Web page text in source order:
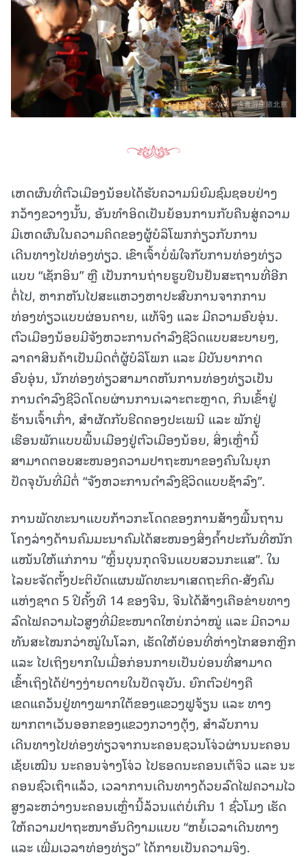
ເຫດຜົນທີ່ຕົວເມືອງນ້ອຍໄດ້ຮັບຄວາມນິຍົມຊົມຊອບຢ່າງ
ກວ້າງຂວາງນັ້ນ, ອັນທໍາອິດເປັນຍ້ອນການກັບຄືນສູ່ຄວາມ
ມີເຫດຜົນໃນຄວາມຄິດຂອງຜູ້ບໍລິໂພກກ່ຽວກັບການ
ເດີນທາງໄປທ່ອງທ່ຽວ. ເຂົາເຈົ້າບໍ່ພໍໃຈກັບການທ່ອງທ່ຽວ
ແບບ “ເຊັກອິນ” ຫຼື ເປັນການຖ່າຍຮູບຢືນຢັນສະຖານທີ່ອີກ
ຕໍ່ໄປ, ຫາກຫັນໄປສະແຫວງຫາປະສົບການຈາກການ
ທ່ອງທ່ຽວແບບຜ່ອນຄາຍ, ແທ້ຈິງ ແລະ ມີຄວາມອົບອຸ່ນ.
ຕົວເມືອງນ້ອຍມີຈັງຫວະການດໍາລົງຊີວິດແບບສະບາຍໆ,
ລາຄາສິນຄ້າເປັນມິດຕໍ່ຜູ້ບໍລິໂພກ ແລະ ມີບັນຍາກາດ
ອົບອຸ່ນ, ນັກທ່ອງທ່ຽວສາມາດຫັນການທ່ອງທ່ຽວເປັນ
ການດໍາລົງຊີວິດໂດຍຜ່ານການເລາະຕະຫຼາດ, ກິນເຂົ້າຢູ່
ຮ້ານເຈົ້າເກົ່າ, ສໍາຜັດກັບຮີດຄອງປະເພນີ ແລະ ພັກຢູ່
ເຮືອນພັກແບບພື້ນເມືອງຢູ່ຕົວເມືອງນ້ອຍ, ສິ່ງເຫຼົ່ານີ້
ສາມາດຕອບສະໜອງຄວາມປາຖະໜາຂອງຄົນໃນຍຸກ
ປັດຈຸບັນທີ່ມີຕໍ່ “ຈັງຫວະການດໍາລົງຊີວິດແບບຊ້າລົງ”.
ການພັດທະນາແບບກ້າວກະໂດດຂອງການສ້າງພື້ນຖານ
ໂຄງລ່າງດ້ານຄົມມະນາຄົມໄດ້ສະໜອງສິ່ງຄໍ້າປະກັນທີ່ໜັກ
ແໜ້ນໃຫ້ແກ່ການ “ຫຼິ້ນບຸນກຸດຈີນແບບສວນກະແສ”. ໃນ
ໄລຍະຈັດຕັ້ງປະຕິບັດແຜນພັດທະນາເສດຖະກິດ-ສັງຄົມ
ແຫ່ງຊາດ 5 ປີຄັ້ງທີ 14 ຂອງຈີນ, ຈີນໄດ້ສ້າງເຄືອຂ່າຍທາງ
ລົດໄຟຄວາມໄວສູງທີ່ມີຂະໜາດໃຫຍ່ກວ່າໝູ່ ແລະ ມີຄວາມ
ທັນສະໄໝກວ່າໝູ່ໃນໂລກ, ເຮັດໃຫ້ບ່ອນທີ່ຫ່າງໄກສອກຫຼີກ
ແລະ ໄປເຖິງຍາກໃນເມື່ອກ່ອນກາຍເປັນບ່ອນທີ່ສາມາດ
ເຂົ້າເຖິງໄດ້ຢ່າງງ່າຍດາຍໃນປັດຈຸບັນ. ຍົກຕົວຢ່າງຄື
ເຂດແຄວ້ນຢູ່ທາງພາກໃຕ້ຂອງແຂວງຟູຈ້ຽນ ແລະ ທາງ
ພາກຕາເວັນອອກຂອງແຂວງກວາງຕຸ້ງ, ສໍາລັບການ
ເດີນທາງໄປທ່ອງທ່ຽວຈາກນະຄອນຊວນໂຈ່ວຜ່ານນະຄອນ
ເຊ້ຍເໝີນ ນະຄອນຈ່າງໂຈ່ວ ໄປຮອດນະຄອນເຕ້ຈິວ ແລະ ນະ
ຄອນຊົວເຖົາແລ້ວ, ເວລາການເດີນທາງດ້ວຍລົດໄຟຄວາມໄວ
ສູງລະຫວ່າງນະຄອນເຫຼົ່ານີ້ລ້ວນແຕ່ບໍ່ເກີນ 1 ຊົ່ວໂມງ ເຮັດ
ໃຫ້ຄວາມປາຖະໜາອັນດີງາມແບບ “ຫຍໍ້ເວລາເດີນທາງ
ແລະ ເພີ່ມເວລາທ່ອງທ່ຽວ” ໄດ້ກາຍເປັນຄວາມຈິງ.